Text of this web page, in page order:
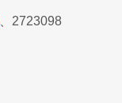
2723098